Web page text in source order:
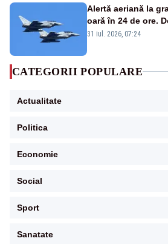
Alertă aeriană la
oară în 24 de ore.
Eurofighter
31 iul. 2026, 07:24
CATEGORII POPULARE
Actualitate
Politica
Economie
Social
Sport
Sanatate